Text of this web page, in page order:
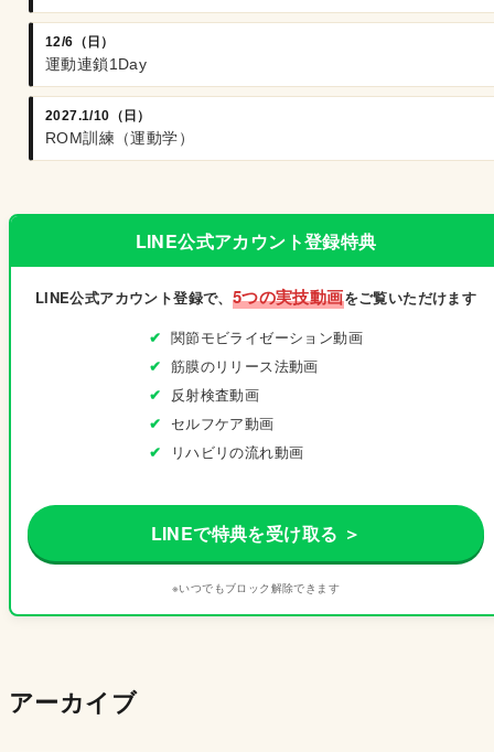
12/6（日）
運動連鎖1Day
2027.1/10（日）
ROM訓練（運動学）
LINE公式アカウント登録特典
LINE公式アカウント登録で、 5つの実技動画をご覧いただけます
関節モビライゼーション動画
筋膜のリリース法動画
反射検査動画
セルフケア動画
リハビリの流れ動画
LINEで特典を受け取る ＞
※いつでもブロック解除できます
アーカイブ